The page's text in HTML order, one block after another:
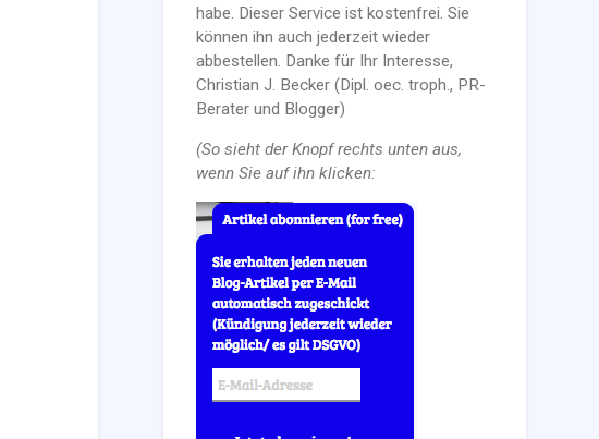
habe. Dieser Service ist kostenfrei. Sie
können ihn auch jederzeit wieder
abbestellen. Danke für Ihr Interesse,
Christian J. Becker (Dipl. oec. troph., PR-
Berater und Blogger)
(So sieht der Knopf rechts unten aus,
wenn Sie auf ihn klicken: